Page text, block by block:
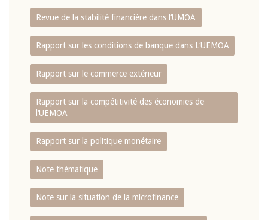
Revue de la stabilité financière dans l‘UMOA
Rapport sur les conditions de banque dans L‘UEMOA
Rapport sur le commerce extérieur
Rapport sur la compétitivité des économies de
l‘UEMOA
Rapport sur la politique monétaire
Note thématique
Note sur la situation de la microfinance